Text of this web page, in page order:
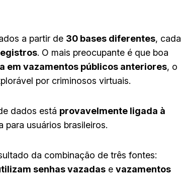
a partir de 30 bases diferentes, cada
. O mais preocupante é que boa
em vazamentos públicos anteriores, o
por criminosos virtuais.
dados está provavelmente ligada à
para usuários brasileiros.
da combinação de três fontes:
senhas vazadas e vazamentos